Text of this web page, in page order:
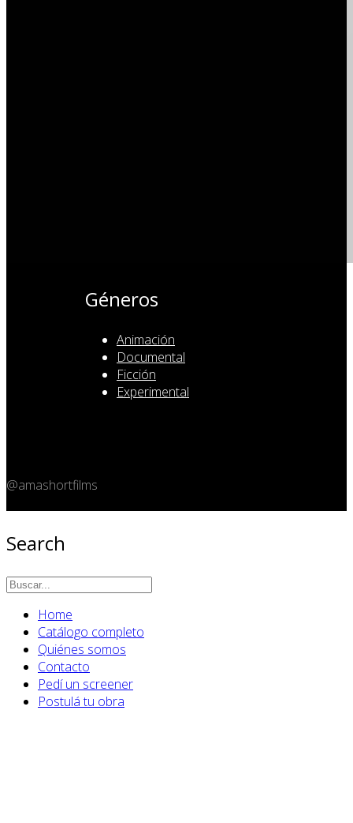
Géneros
Animación
Documental
Ficción
Experimental
@amashortfilms
Search
Home
Catálogo completo
Quiénes somos
Contacto
Pedí un screener
Postulá tu obra